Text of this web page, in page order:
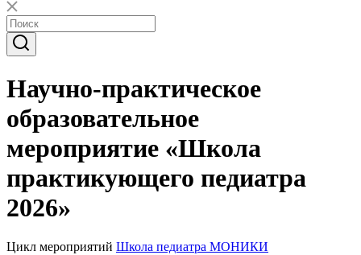
Научно-практическое
образовательное
мероприятие «Школа
практикующего педиатра
2026»
Цикл мероприятий Школа педиатра МОНИКИ